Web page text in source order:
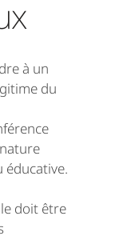
à un
du
éducative.
doit être